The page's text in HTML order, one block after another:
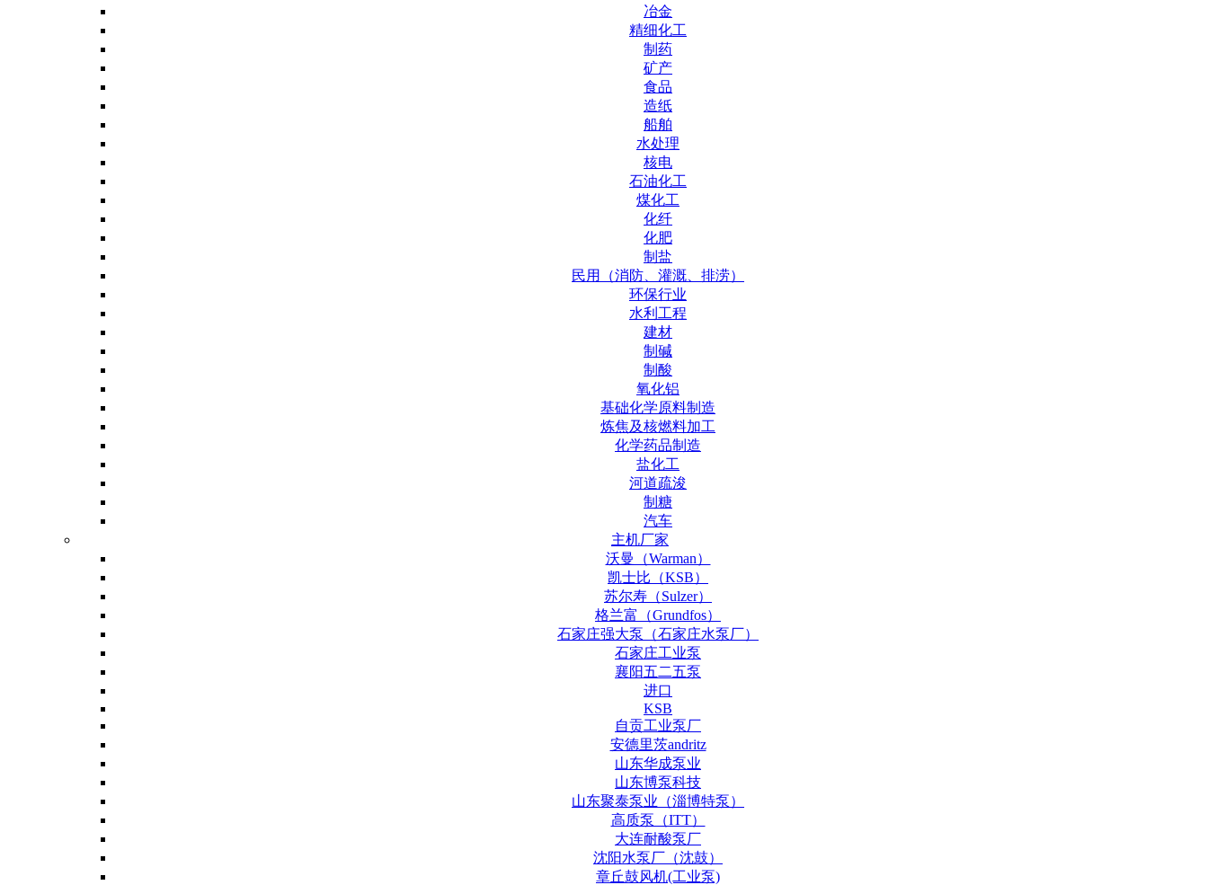
冶金
精细化工
制药
矿产
食品
造纸
船舶
水处理
核电
石油化工
煤化工
化纤
化肥
制盐
民用（消防、灌溉、排涝）
环保行业
水利工程
建材
制碱
制酸
氧化铝
基础化学原料制造
炼焦及核燃料加工
化学药品制造
盐化工
河道疏浚
制糖
汽车
主机厂家
沃曼（Warman）
凯士比（KSB）
苏尔寿（Sulzer）
格兰富（Grundfos）
石家庄强大泵（石家庄水泵厂）
石家庄工业泵
襄阳五二五泵
进口
KSB
自贡工业泵厂
安德里茨andritz
山东华成泵业
山东博泵科技
山东聚泰泵业（淄博特泵）
高质泵（ITT）
大连耐酸泵厂
沈阳水泵厂（沈鼓）
章丘鼓风机(工业泵)